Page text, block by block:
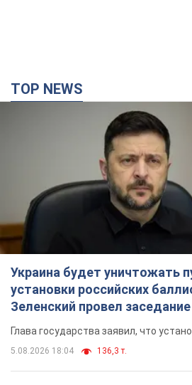
TOP NEWS
Украина будет уничтожать
установки российских
Зеленский провел
Глава государства заявил, что
5.08.2026 18:04 136,3 т.